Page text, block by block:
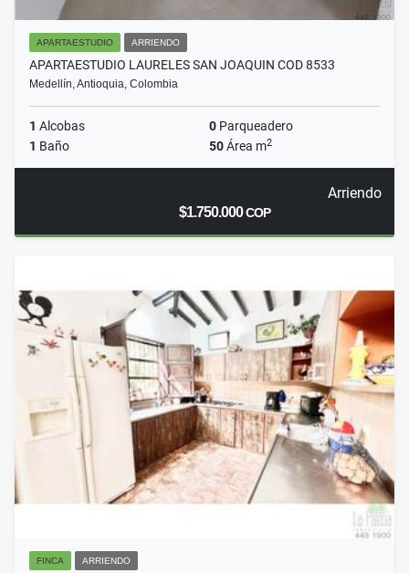
APARTAESTUDIO ARRIENDO
APARTAESTUDIO LAURELES SAN JOAQUIN COD 8533
Medellín, Antioquia, Colombia
1 Alcobas 0 Parqueadero
1 Baño 50Área m2
Arriendo
$1.750.000COP
FINCA ARRIENDO